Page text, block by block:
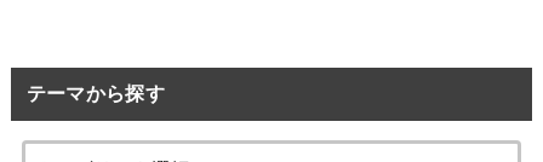
テーマから探す